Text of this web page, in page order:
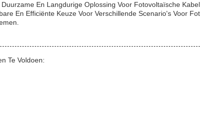
En Langdurige Oplossing Voor Fotovoltaïsche
En Efficiënte Keuze Voor Verschillende Scenario's Voor
Te Voldoen: